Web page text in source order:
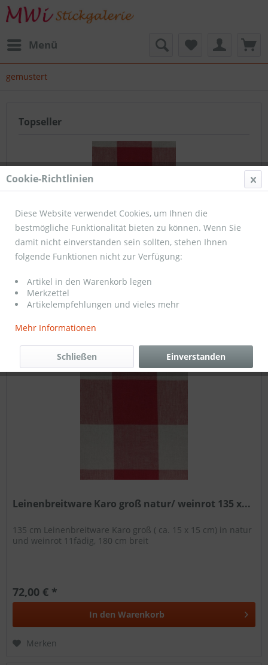
Menü
gemustert
Topseller
Leinenbreitware Karo groß natur/ weinrot 135 x...
Leinenbreitware Karo groß natur/ weinrot 135 x...
135 cm Leinenbreitware Karo groß ( ca. 15 x 15 cm) in natur
und weinrot 11fädig, 180 cm breit
72,00 € *
In den Warenkorb
Merken
Cookie-Richtlinien
Diese Website verwendet Cookies, um Ihnen die
bestmögliche Funktionalität bieten zu können. Wenn Sie
damit nicht einverstanden sein sollten, stehen Ihnen
folgende Funktionen nicht zur Verfügung:
Artikel in den Warenkorb legen
Merkzettel
Artikelempfehlungen und vieles mehr
Mehr Informationen
Einverstanden
Schließen